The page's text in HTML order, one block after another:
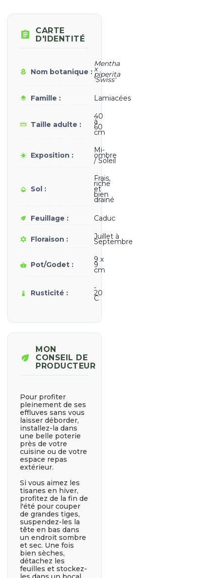

CARTE
D'IDENTITÉ
local_florist Nom botanique :
Mentha
x
piperita
'Swiss'
layers Famille : Lamiacées
straighten Taille adulte :
40
à
60
cm
wb_sunny Exposition :
Mi-
ombre
/ Soleil
opacity Sol :
Frais,
riche
et
bien
drainé
eco Feuillage : Caduc
filter_vintage Floraison : Juillet à
Septembre
shopping_basket Pot/Godet :
9 x
9
cm
thermostat Rusticité :
-
20
C
eco
MON
CONSEIL DE
PRODUCTEUR
Pour profiter
pleinement de ses
effluves sans vous
laisser déborder,
installez-la dans
une belle poterie
près de votre
cuisine ou de votre
espace repas
extérieur.
Si vous aimez les
tisanes en hiver,
profitez de la fin de
l'été pour couper
de grandes tiges,
suspendez-les la
tête en bas dans
un endroit sombre
et sec. Une fois
bien sèches,
détachez les
feuilles et stockez-